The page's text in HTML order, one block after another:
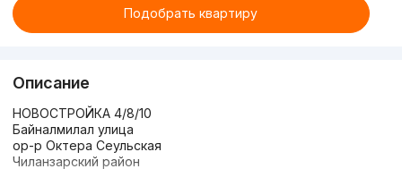
Подобрать квартиру
Описание
НОВОСТРОЙКА 4/8/10
Байналмилал улица
ор-р Октера Сеульская
Чиланзарский район